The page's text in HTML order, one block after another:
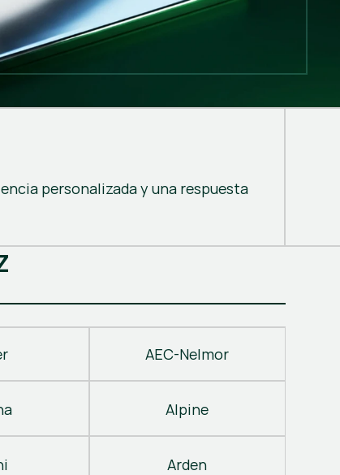
personalizada y una respuesta
AEC-Nelmor
Alpine
Arden